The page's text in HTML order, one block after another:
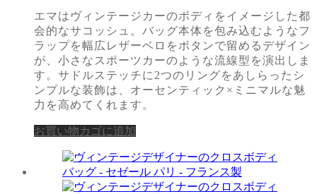
エマはヴィンテージカーのボディをイメージした都
会的なサコッシュ。バッグ本体を包み込むようなフ
ラップを幅広レザーベロをボタンで留めるデザイン
が、小さなスポーツカーのような流線型を演出しま
す。サドルステッチに2つのリングをあしらったシ
ンプルな装飾は、オーセンティック×ミニマルな魅
力を高めてくれます。
お買い物カゴに追加